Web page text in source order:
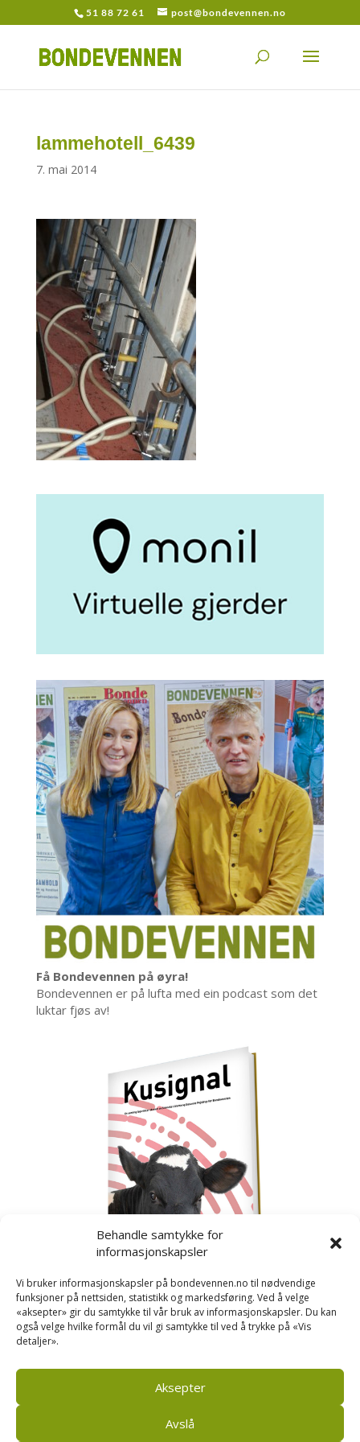
Behandle samtykke for
informasjonskapsler
Vi bruker informasjonskapsler på bondevennen.no til nødvendige
funksjoner på nettsiden, statistikk og markedsføring. Ved å velge
«aksepter» gir du samtykke til vår bruk av informasjonskapsler. Du kan
også velge hvilke formål du vil gi samtykke til ved å trykke på «Vis
detaljer».
Aksepter
Avslå
51 88 72 61 post@bondevennen.no
lammehotell_6439
7. mai 2014
Få Bondevennen på øyra!
Bondevennen er på lufta med ein podcast som det
luktar fjøs av!
Kusignal